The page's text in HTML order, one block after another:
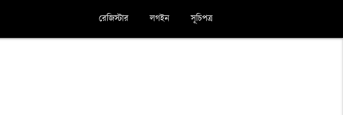
সূচিপত্র
লগইন
রেজিস্টার